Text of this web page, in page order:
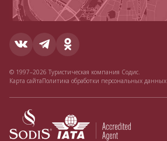
© 1997–2026 Туристическая компания Содис.
Карта сайтаПолитика обработки персональных данных